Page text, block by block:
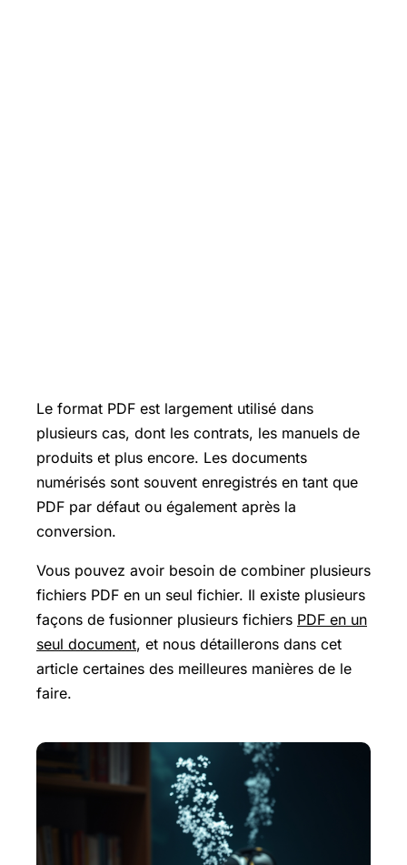
Le format PDF est largement utilisé dans
plusieurs cas, dont les contrats, les manuels de
produits et plus encore. Les documents
numérisés sont souvent enregistrés en tant que
PDF par défaut ou également après la
conversion.
Vous pouvez avoir besoin de combiner plusieurs
fichiers PDF en un seul fichier. Il existe plusieurs
façons de fusionner plusieurs fichiers PDF en un
seul document, et nous détaillerons dans cet
article certaines des meilleures manières de le
faire.